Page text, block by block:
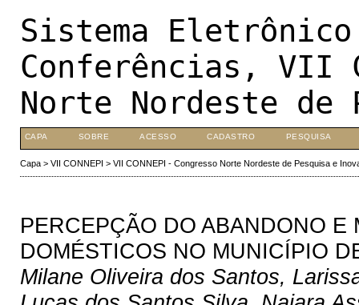
Sistema
Conferências, VII
Norte Nordeste de
CAPA SOBRE ACESSO CADASTRO PESQUISA
Capa> VII CONNEPI > VII CONNEPI - Congresso Norte Nordeste de Pesquisa e
PERCEPÇÃO DO ABANDONO E
DOMÉSTICOS NO MUNICÍPIO
Milane Oliveira dos Santos,